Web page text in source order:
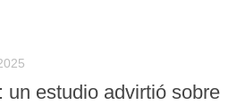
un estudio advirtió sobre